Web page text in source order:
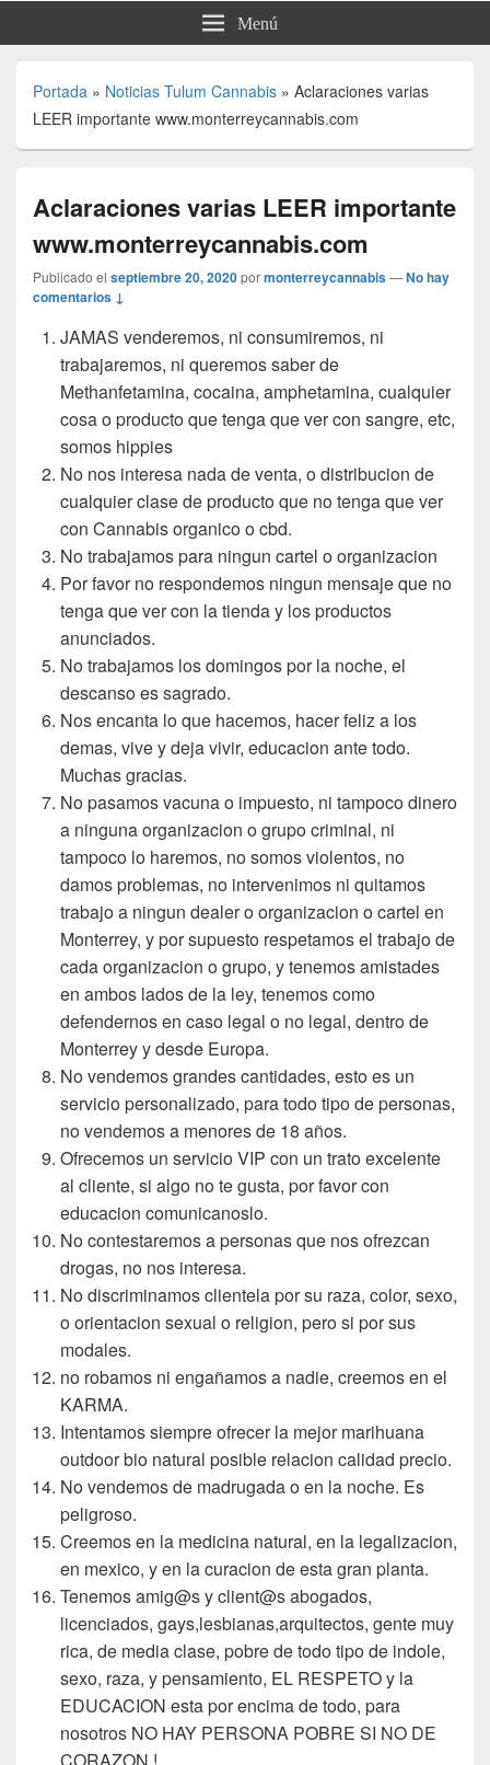
Menú
Portada » Noticias Tulum Cannabis » Aclaraciones varias
LEER importante www.monterreycannabis.com
Aclaraciones varias LEER importante
www.monterreycannabis.com
Publicado el septiembre 20, 2020pormonterreycannabis—No hay
comentarios ↓
JAMAS venderemos, ni consumiremos, ni
trabajaremos, ni queremos saber de
Methanfetamina, cocaina, amphetamina, cualquier
cosa o producto que tenga que ver con sangre, etc,
somos hippies
No nos interesa nada de venta, o distribucion de
cualquier clase de producto que no tenga que ver
con Cannabis organico o cbd.
No trabajamos para ningun cartel o organizacion
Por favor no respondemos ningun mensaje que no
tenga que ver con la tienda y los productos
anunciados.
No trabajamos los domingos por la noche, el
descanso es sagrado.
Nos encanta lo que hacemos, hacer feliz a los
demas, vive y deja vivir, educacion ante todo.
Muchas gracias.
No pasamos vacuna o impuesto, ni tampoco dinero
a ninguna organizacion o grupo criminal, ni
tampoco lo haremos, no somos violentos, no
damos problemas, no intervenimos ni quitamos
trabajo a ningun dealer o organizacion o cartel en
Monterrey, y por supuesto respetamos el trabajo de
cada organizacion o grupo, y tenemos amistades
en ambos lados de la ley, tenemos como
defendernos en caso legal o no legal, dentro de
Monterrey y desde Europa.
No vendemos grandes cantidades, esto es un
servicio personalizado, para todo tipo de personas,
no vendemos a menores de 18 años.
Ofrecemos un servicio VIP con un trato excelente
al cliente, si algo no te gusta, por favor con
educacion comunicanoslo.
No contestaremos a personas que nos ofrezcan
drogas, no nos interesa.
No discriminamos clientela por su raza, color, sexo,
o orientacion sexual o religion, pero si por sus
modales.
no robamos ni engañamos a nadie, creemos en el
KARMA.
Intentamos siempre ofrecer la mejor marihuana
outdoor bio natural posible relacion calidad precio.
No vendemos de madrugada o en la noche. Es
peligroso.
Creemos en la medicina natural, en la legalizacion,
en mexico, y en la curacion de esta gran planta.
Tenemos amig@s y client@s abogados,
licenciados, gays,lesbianas,arquitectos, gente muy
rica, de media clase, pobre de todo tipo de indole,
sexo, raza, y pensamiento, EL RESPETO y la
EDUCACION esta por encima de todo, para
nosotros NO HAY PERSONA POBRE SI NO DE
CORAZON !